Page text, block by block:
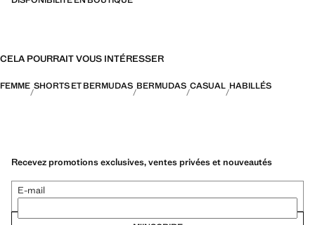
CELA POURRAIT VOUS INTÉRESSER
FEMME SHORTS ET BERMUDAS BERMUDAS CASUAL HABILLÉS
Recevez promotions exclusives, ventes privées et nouveautés
E-mail